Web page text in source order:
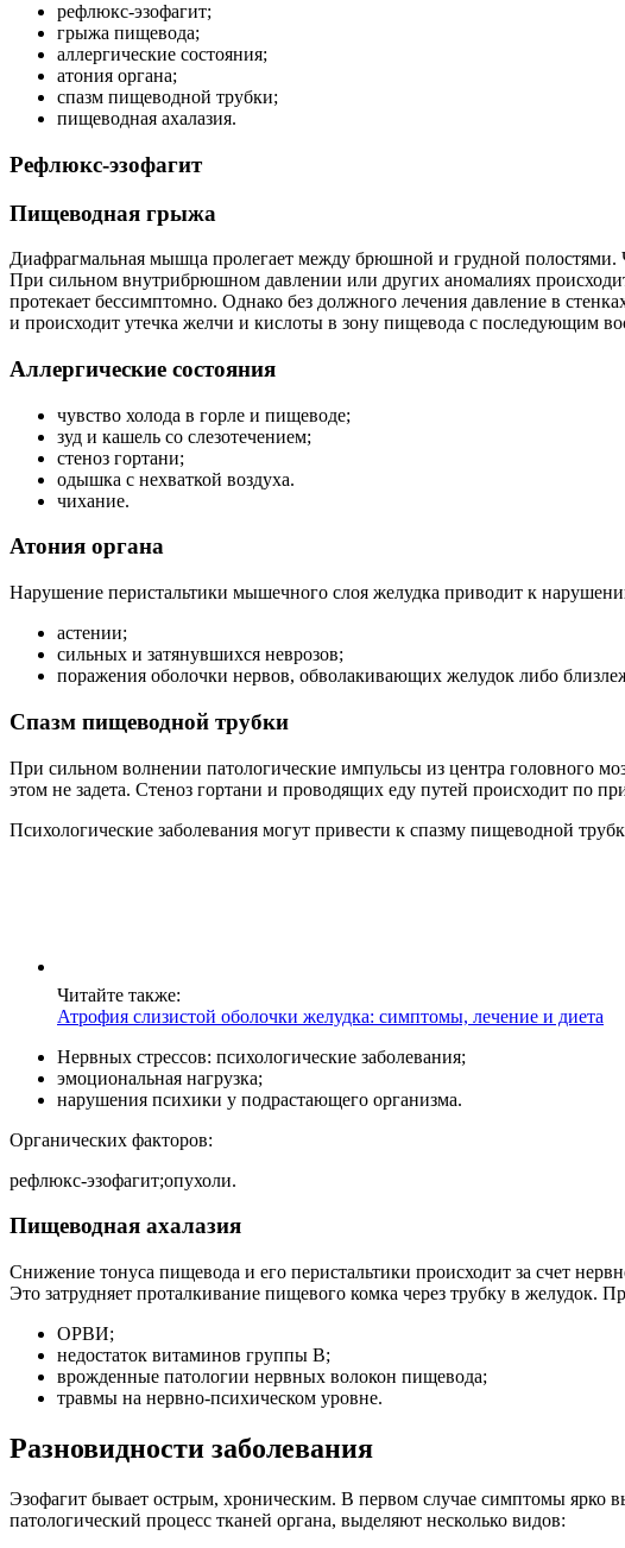
рефлюкс-эзофагит;
грыжа пищевода;
аллергические состояния;
атония органа;
спазм пищеводной трубки;
пищеводная ахалазия.
Рефлюкс-эзофагит
Пищеводная грыжа
Диафрагмальная мышца пролегает между брюшной и грудной полостями.
При сильном внутрибрюшном давлении или других аномалиях
протекает бессимптомно. Однако без должного лечения давление в
и происходит утечка желчи и кислоты в зону пищевода с последующим
Аллергические состояния
чувство холода в горле и пищеводе;
зуд и кашель со слезотечением;
стеноз гортани;
одышка с нехваткой воздуха.
чихание.
Атония органа
Нарушение перистальтики мышечного слоя желудка приводит к
астении;
сильных и затянувшихся неврозов;
поражения оболочки нервов, обволакивающих желудок либо
Спазм пищеводной трубки
При сильном волнении патологические импульсы из центра головного
этом не задета. Стеноз гортани и проводящих еду путей происходит по
Психологические заболевания могут привести к спазму пищеводной
Читайте также:
Атрофия слизистой оболочки желудка: симптомы, лечение и диета
Нервных стрессов: психологические заболевания;
эмоциональная нагрузка;
нарушения психики у подрастающего организма.
Органических факторов:
рефлюкс-эзофагит;опухоли.
Пищеводная ахалазия
Снижение тонуса пищевода и его перистальтики происходит за счет
Это затрудняет проталкивание пищевого комка через трубку в желудок.
ОРВИ;
недостаток витаминов группы В;
врожденные патологии нервных волокон пищевода;
травмы на нервно-психическом уровне.
Разновидности заболевания
Эзофагит бывает острым, хроническим. В первом случае симптомы ярко
патологический процесс тканей органа, выделяют несколько видов: